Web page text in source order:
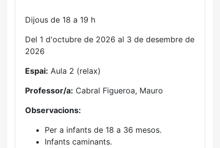
Dijous de 18 a 19 h
Del 1 d'octubre de 2026 al 3 de desembre de
2026
Espai: Aula 2 (relax)
Professor/a: Cabral Figueroa, Mauro
Observacions:
Per a infants de 18 a 36 mesos.
Infants caminants.